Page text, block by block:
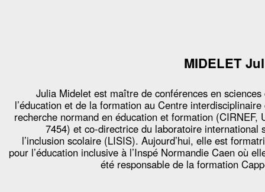
MIDELET
Julia Midelet est maître de conférences en sciences
l’éducation et de la formation au Centre interdisciplinaire
recherche normand en éducation et formation (CIRNEF,
7454) et co-directrice du laboratoire international
l’inclusion scolaire (LISIS). Aujourd’hui, elle est
pour l’éducation inclusive à l’Inspé Normandie Caen où
été responsable de la formation